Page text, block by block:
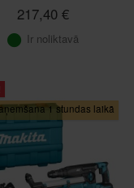
217,40 €
Ir noliktavā
1 stundas laikā